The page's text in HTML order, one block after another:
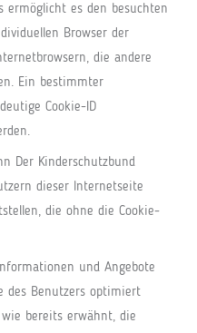
ermöglicht es den besuchten
Browser der
die andere
Ein bestimmter
Cookie-ID
Der Kinderschutzbund
dieser Internetseite
die ohne die Cookie-
und Angebote
des Benutzers optimiert
bereits erwähnt, die